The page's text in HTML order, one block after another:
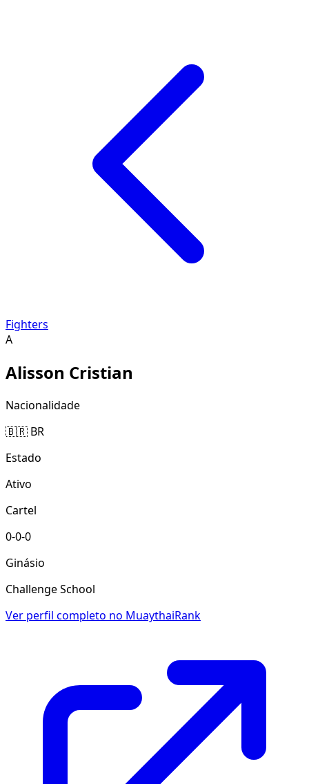
Fighters
A
Alisson Cristian
Nacionalidade
🇧🇷 BR
Estado
Ativo
Cartel
0-0-0
Ginásio
Challenge School
Ver perfil completo no MuaythaiRank